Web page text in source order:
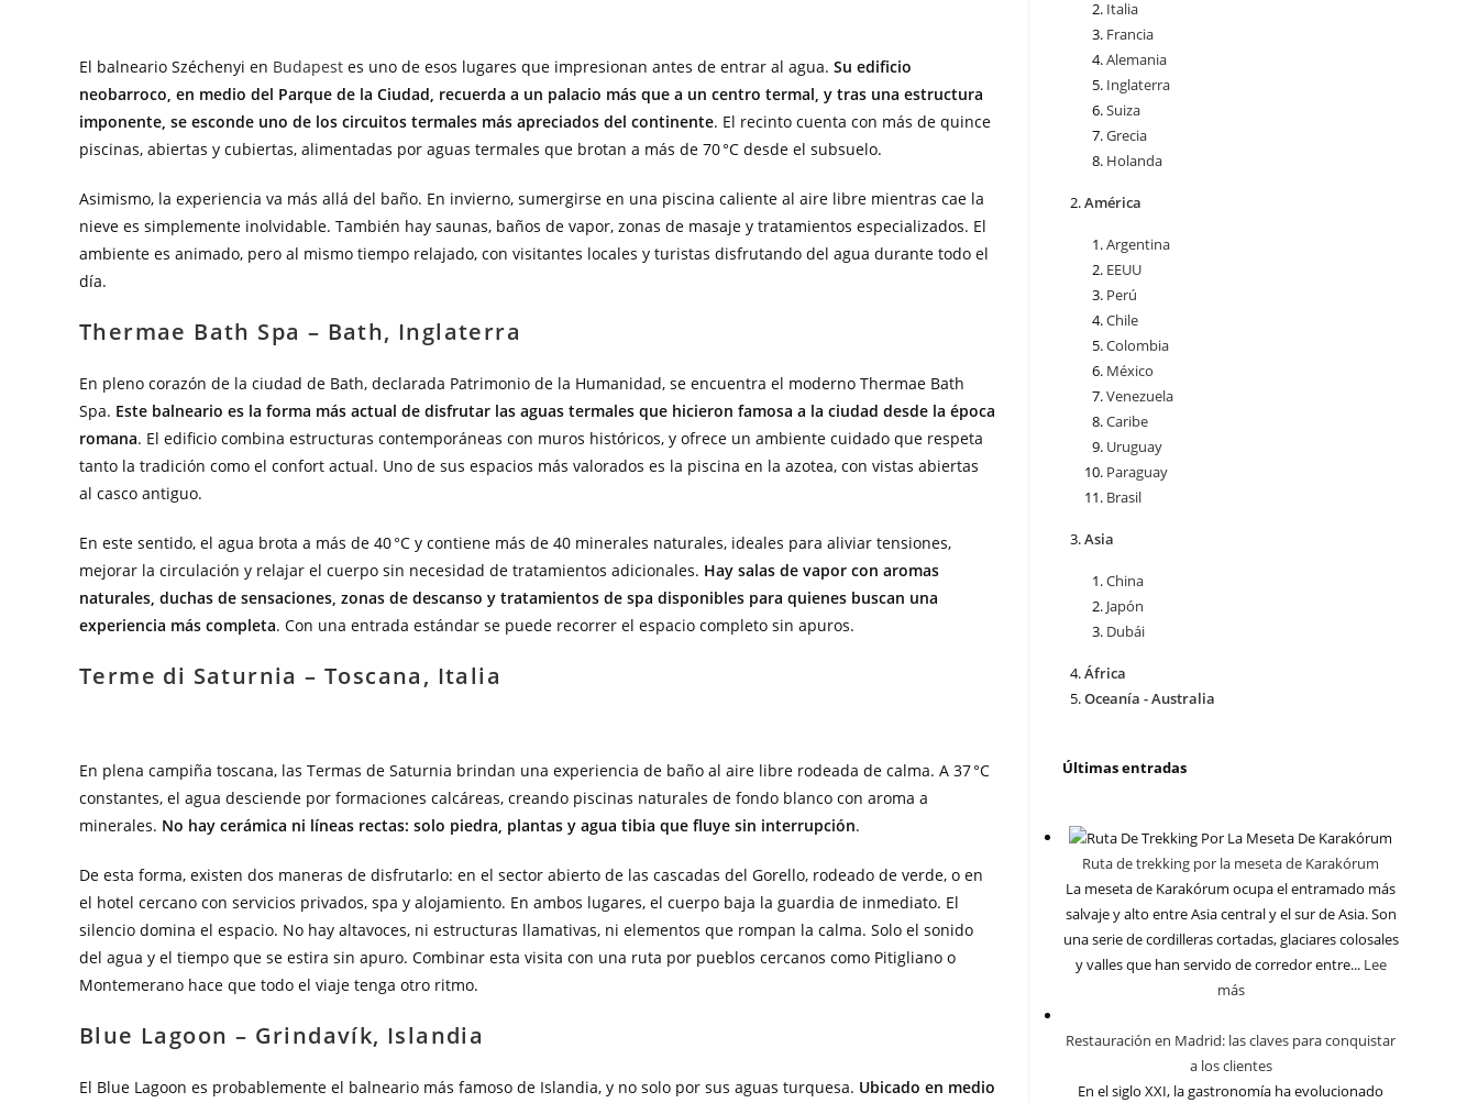
El balneario Széchenyi en Budapest es uno de esos lugares que impresionan antes de entrar al agua. Su edificio
neobarroco, en medio del Parque de la Ciudad, recuerda a un palacio más que a un centro termal, y tras una estructura
imponente, se esconde uno de los circuitos termales más apreciados del continente. El recinto cuenta con más de quince
piscinas, abiertas y cubiertas, alimentadas por aguas termales que brotan a más de 70 °C desde el subsuelo.
Asimismo, la experiencia va más allá del baño. En invierno, sumergirse en una piscina caliente al aire libre mientras cae la
nieve es simplemente inolvidable. También hay saunas, baños de vapor, zonas de masaje y tratamientos especializados. El
ambiente es animado, pero al mismo tiempo relajado, con visitantes locales y turistas disfrutando del agua durante todo el
día.
Thermae Bath Spa – Bath, Inglaterra
En pleno corazón de la ciudad de Bath, declarada Patrimonio de la Humanidad, se encuentra el moderno Thermae Bath
Spa. Este balneario es la forma más actual de disfrutar las aguas termales que hicieron famosa a la ciudad desde la época
romana. El edificio combina estructuras contemporáneas con muros históricos, y ofrece un ambiente cuidado que respeta
tanto la tradición como el confort actual. Uno de sus espacios más valorados es la piscina en la azotea, con vistas abiertas
al casco antiguo.
En este sentido, el agua brota a más de 40 °C y contiene más de 40 minerales naturales, ideales para aliviar tensiones,
mejorar la circulación y relajar el cuerpo sin necesidad de tratamientos adicionales. Hay salas de vapor con aromas
naturales, duchas de sensaciones, zonas de descanso y tratamientos de spa disponibles para quienes buscan una
experiencia más completa. Con una entrada estándar se puede recorrer el espacio completo sin apuros.
Terme di Saturnia – Toscana, Italia
En plena campiña toscana, las Termas de Saturnia brindan una experiencia de baño al aire libre rodeada de calma. A 37 °C
constantes, el agua desciende por formaciones calcáreas, creando piscinas naturales de fondo blanco con aroma a
minerales. No hay cerámica ni líneas rectas: solo piedra, plantas y agua tibia que fluye sin interrupción.
De esta forma, existen dos maneras de disfrutarlo: en el sector abierto de las cascadas del Gorello, rodeado de verde, o en
el hotel cercano con servicios privados, spa y alojamiento. En ambos lugares, el cuerpo baja la guardia de inmediato. El
silencio domina el espacio. No hay altavoces, ni estructuras llamativas, ni elementos que rompan la calma. Solo el sonido
del agua y el tiempo que se estira sin apuro. Combinar esta visita con una ruta por pueblos cercanos como Pitigliano o
Montemerano hace que todo el viaje tenga otro ritmo.
Blue Lagoon – Grindavík, Islandia
El Blue Lagoon es probablemente el balneario más famoso de Islandia, y no solo por sus aguas turquesa. Ubicado en medio
Italia
Francia
Alemania
Inglaterra
Suiza
Grecia
Holanda
América
Argentina
EEUU
Perú
Chile
Colombia
México
Venezuela
Caribe
Uruguay
Paraguay
Brasil
Asia
China
Japón
Dubái
África
Oceanía - Australia
Últimas entradas
Ruta de trekking por la meseta de Karakórum
La meseta de Karakórum ocupa el entramado más
salvaje y alto entre Asia central y el sur de Asia. Son
una serie de cordilleras cortadas, glaciares colosales
y valles que han servido de corredor entre... Lee
más
Restauración en Madrid: las claves para conquistar
a los clientes
En el siglo XXI, la gastronomía ha evolucionado